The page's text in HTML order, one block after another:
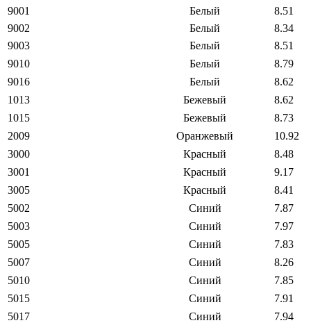
9001 Белый
8.51
9002
Белый
8.34
9003
Белый
8.51
9010
Белый
8.79
9016
Белый
8.62
1013
Бежевый
8.62
1015
Бежевый
8.73
2009
Оранжевый
10.92
3000
Красный
8.48
3001
Красный
9.17
3005
Красный
8.41
5002
Синий
7.87
5003
Синий
7.97
5005
Синий
7.83
5007
Синий
8.26
5010
Синий
7.85
5015
Синий
7.91
5017
Синий
7.94